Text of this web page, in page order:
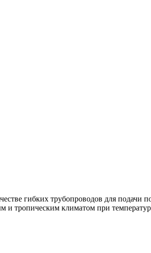
гибких трубопроводов для подачи
и тропическим климатом при